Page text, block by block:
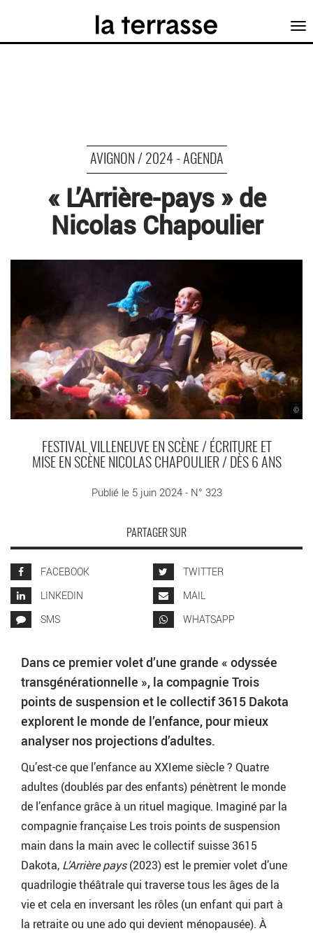
AVIGNON / 2024 - AGENDA
« L’Arrière-pays » de
Nicolas Chapoulier
©
FESTIVAL VILLENEUVE EN SCÈNE / ÉCRITURE ET
MISE EN SCÈNE NICOLAS CHAPOULIER / DÈS 6 ANS
Publié le 5 juin 2024 - N° 323
PARTAGER SUR
FACEBOOK
TWITTER
LINKEDIN
MAIL
SMS
WHATSAPP
Dans ce premier volet d’une grande « odyssée
transgénérationnelle », la compagnie Trois
points de suspension et le collectif 3615 Dakota
explorent le monde de l’enfance, pour mieux
analyser nos projections d’adultes.
Qu’est-ce que l’enfance au XXIeme siècle ? Quatre
adultes (doublés par des enfants) pénètrent le monde
de l’enfance grâce à un rituel magique. Imaginé par la
compagnie française Les trois points de suspension
main dans la main avec le collectif suisse 3615
Dakota, L’Arrière pays(2023) est le premier volet d’une
quadrilogie théâtrale qui traverse tous les âges de la
vie et cela en inversant les rôles (un enfant qui part à
la retraite ou une ado qui devient ménopausée). À